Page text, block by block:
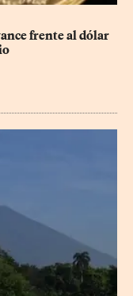
frente al dólar